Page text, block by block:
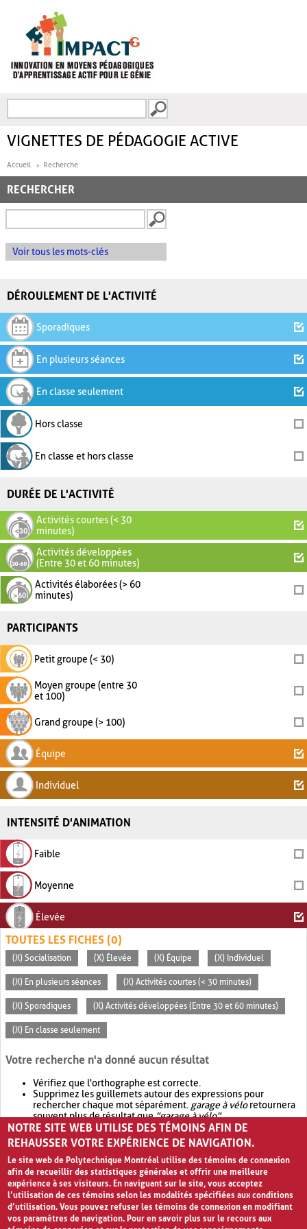
FORMULAIRE DE
VIGNETTES DE PÉDAGOGIE ACTIVE
Accueil Recherche
RECHERCHER
Voir tous les mots-clés
DÉROULEMENT DE L'ACTIVITÉ
Sporadiques
En plusieurs séances
En classe seulement
Hors classe
En classe et hors classe
DURÉE DE L'ACTIVITÉ
Activités courtes (< 30
minutes)
Activités développées
(Entre 30 et 60 minutes)
Activités élaborées (> 60
minutes)
PARTICIPANTS
Petit groupe (< 30)
Moyen groupe (entre 30
et 100)
Grand groupe (> 100)
Équipe
Individuel
INTENSITÉ D'ANIMATION
Faible
Moyenne
Élevée
TOUTES LES FICHES (0)
(X) Socialisation (X) Élevée (X) Équipe (X) Individuel
(X) En plusieurs séances (X) Activités courtes (< 30 minutes)
(X) Sporadiques (X) Activités développées (Entre 30 et 60 minutes)
(X) En classe seulement
Votre recherche n'a donné aucun résultat
Vérifiez que l'orthographe est correcte.
Supprimez les guillemets autour des expressions pour
rechercher chaque mot séparément. garage à véloretournera
souvent plus de résultat que"garage à vélo".
Envisagez d'élargir votre recherche avec OR.garage OR vélo
retournera souvent plus de résultat quegarage à vélo
NOTRE SITE WEB UTILISE DES TÉMOINS AFIN DE
REHAUSSER VOTRE EXPÉRIENCE DE NAVIGATION.
Le site web de Polytechnique Montréal utilise des témoins de connexion
afin de recueillir des statistiques générales et offrir une meilleure
expérience à ses visiteurs. En naviguant sur le site, vous acceptez
l’utilisation de ces témoins selon les modalités spécifiées aux conditions
d’utilisation. Vous pouvez refuser les témoins de connexion en modifiant
vos paramètres de navigation. Pour en savoir plus sur le recours aux